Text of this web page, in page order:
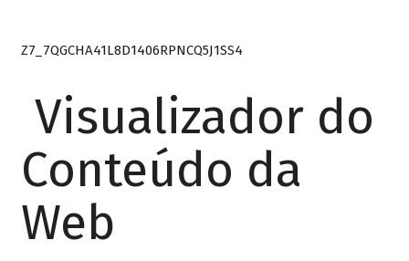
Z7_7QGCHA41L8D1406RPNCQ5J1SS4
Visualizador do
Conteúdo da
Web